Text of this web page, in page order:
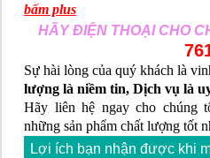
bấm plus
HÃY ĐIỆN THOẠI CHO
Sự hài lòng của quý khách là
lượng là niềm tin, Dịch vụ là
Hãy liên hệ ngay cho chúng
những sản phẩm chất lượng tốt
Lợi ích bạn nhận được khi